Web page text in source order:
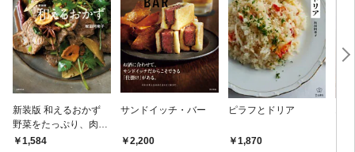
新装版 和えるおかず
野菜をたっぷり、肉や
魚をもっとおいしく。
1,584
サンドイッチ・バー
2,200
ピラフとドリア
1,870